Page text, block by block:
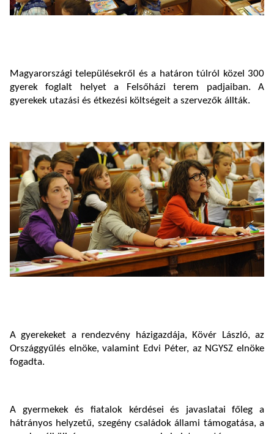
Magyarországi településekről és a határon túlról közel 300
gyerek foglalt helyet a Felsőházi terem padjaiban. A
gyerekek utazási és étkezési költségeit a szervezők állták.
A gyerekeket a rendezvény házigazdája, Kövér László, az
Országgyűlés elnöke, valamint Edvi Péter, az NGYSZ elnöke
fogadta.
A gyermekek és fiatalok kérdései és javaslatai főleg a
hátrányos helyzetű, szegény családok állami támogatása, a